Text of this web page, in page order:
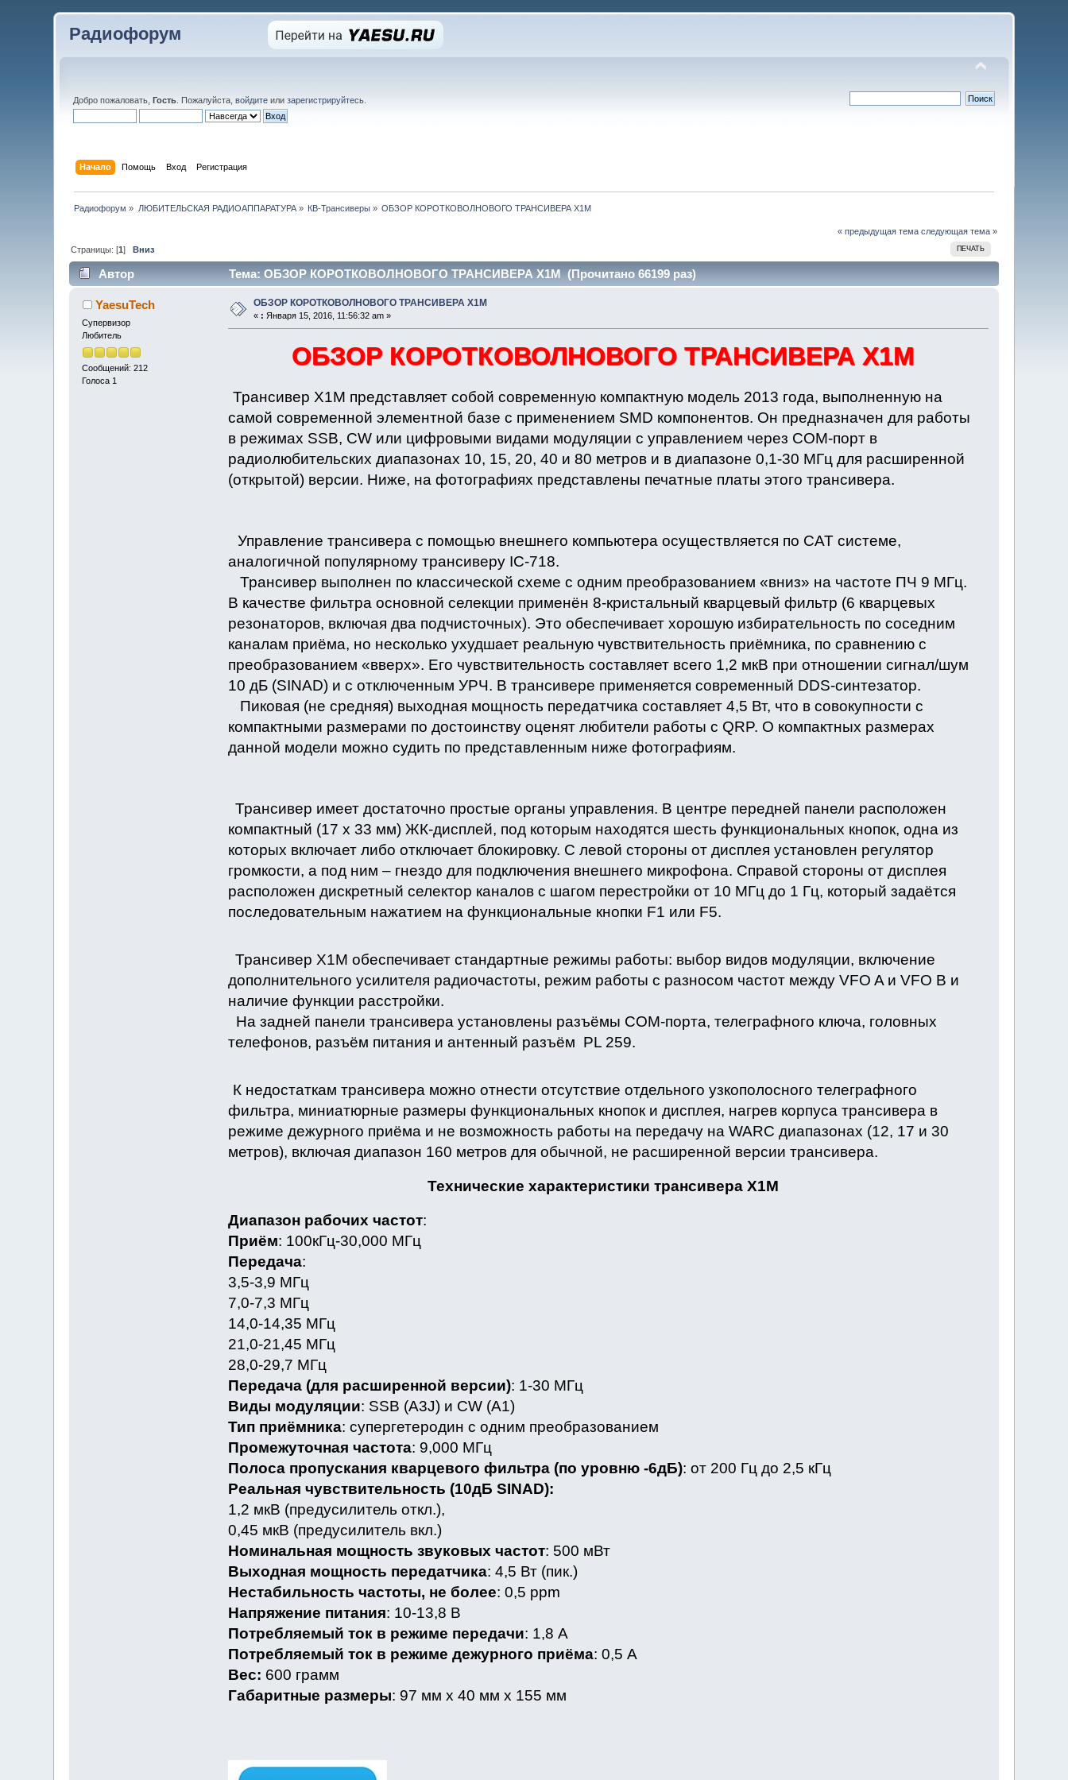
Радиофорум
Добро пожаловать,Гость . Пожалуйста,войдите илизарегистрируйтесь
Начало Помощь Вход Регистрация
Радиофорум » ЛЮБИТЕЛЬСКАЯ РАДИОАППАРАТУРА» КВ-Трансиверы » ОБЗОР КОРОТКОВОЛНОВОГО ТРАНСИВЕРА Х1М
« предыдущая тема следующая тема »
ПЕЧАТЬ
Страницы: [1]Вниз
Автор Тема: ОБЗОР КОРОТКОВОЛНОВОГО ТРАНСИВЕРА Х1М (Прочитано 66199 раз)
YaesuTech
Супервизор
Любитель
Сообщений: 212
Голоса 1
ОБЗОР КОРОТКОВОЛНОВОГО ТРАНСИВЕРА Х1М
« : Января 15, 2016, 11:56:32 am »
ОБЗОР КОРОТКОВОЛНОВОГО ТРАНСИВЕРА Х1М
Трансивер X1M представляет собой современную компактную модель 2013 года, выполненную на
самой современной элементной базе с применением SMD компонентов. Он предназначен для работы
в режимах SSB, CW или цифровыми видами модуляции с управлением через СОМ-порт в
радиолюбительских диапазонах 10, 15, 20, 40 и 80 метров и в диапазоне 0,1-30 МГц для расширенной
(открытой) версии. Ниже, на фотографиях представлены печатные платы этого трансивера.
Управление трансивера с помощью внешнего компьютера осуществляется по САТ системе,
аналогичной популярному трансиверу IC-718.
Трансивер выполнен по классической схеме с одним преобразованием «вниз» на частоте ПЧ 9 МГц.
В качестве фильтра основной селекции применён 8-кристальный кварцевый фильтр (6 кварцевых
резонаторов, включая два подчисточных). Это обеспечивает хорошую избирательность по соседним
каналам приёма, но несколько ухудшает реальную чувствительность приёмника, по сравнению с
преобразованием «вверх». Его чувствительность составляет всего 1,2 мкВ при отношении сигнал/шум
10 дБ (SINAD) и с отключенным УРЧ. В трансивере применяется современный DDS-синтезатор.
Пиковая (не средняя) выходная мощность передатчика составляет 4,5 Вт, что в совокупности с
компактными размерами по достоинству оценят любители работы с QRP. О компактных размерах
данной модели можно судить по представленным ниже фотографиям.
Трансивер имеет достаточно простые органы управления. В центре передней панели расположен
компактный (17 х 33 мм) ЖК-дисплей, под которым находятся шесть функциональных кнопок, одна из
которых включает либо отключает блокировку. С левой стороны от дисплея установлен регулятор
громкости, а под ним – гнездо для подключения внешнего микрофона. Справой стороны от дисплея
расположен дискретный селектор каналов с шагом перестройки от 10 МГц до 1 Гц, который задаётся
последовательным нажатием на функциональные кнопки F1 или F5.
Трансивер Х1М обеспечивает стандартные режимы работы: выбор видов модуляции, включение
дополнительного усилителя радиочастоты, режим работы с разносом частот между VFO A и VFO B и
наличие функции расстройки.
На задней панели трансивера установлены разъёмы СОМ-порта, телеграфного ключа, головных
телефонов, разъём питания и антенный разъём PL 259.
К недостаткам трансивера можно отнести отсутствие отдельного узкополосного телеграфного
фильтра, миниатюрные размеры функциональных кнопок и дисплея, нагрев корпуса трансивера в
режиме дежурного приёма и не возможность работы на передачу на WARC диапазонах (12, 17 и 30
метров), включая диапазон 160 метров для обычной, не расширенной версии трансивера.
Технические характеристики трансивера X1M
Диапазон рабочих частот:
Приём: 100кГц-30,000 МГц
Передача:
3,5-3,9 MГц
7,0-7,3 MГц
14,0-14,35 MГц
21,0-21,45 MГц
28,0-29,7 MГц
Передача (для расширенной версии): 1-30 МГц
Виды модуляции: SSB (A3J) и CW (A1)
Тип приёмника: супергетеродин с одним преобразованием
Промежуточная частота: 9,000 МГц
Полоса пропускания кварцевого фильтра (по уровню -6дБ): от 200 Гц до 2,5 кГц
Реальная чувствительность (10дБ SINAD):
1,2 мкВ (предусилитель откл.),
0,45 мкВ (предусилитель вкл.)
Номинальная мощность звуковых частот: 500 мВт
Выходная мощность передатчика: 4,5 Вт (пик.)
Нестабильность частоты, не более: 0,5 ppm
Напряжение питания: 10-13,8 В
Потребляемый ток в режиме передачи: 1,8 А
Потребляемый ток в режиме дежурного приёма: 0,5 А
Вес: 600 грамм
Габаритные размеры: 97 мм x 40 мм x 155 мм